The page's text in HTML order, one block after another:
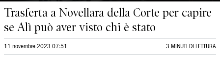
Trasferta a Novellara della Corte per capire
se Alì può aver visto chi è stato
11 novembre 2023 07:51 3 MINUTI DI LETTURA